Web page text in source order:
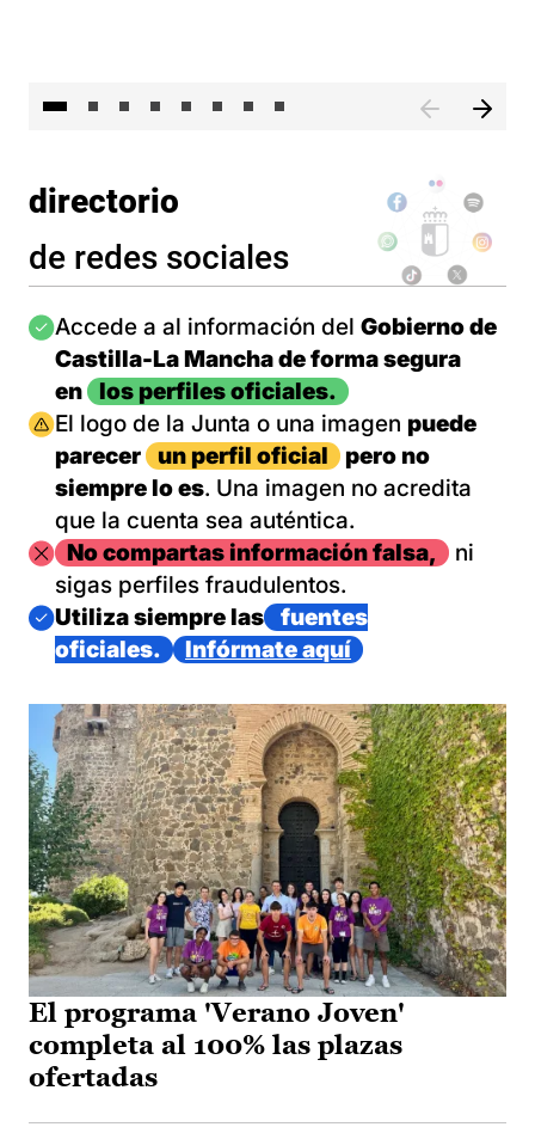
directorio
de redes sociales
Imagen
Accede a al información del Gobierno de
Castilla-La Mancha de forma segura
en
los perfiles oficiales.
Imagen
El logo de la Junta o una imagen puede
parecer
un perfil oficial
pero no
siempre lo es. Una imagen no acredita
que la cuenta sea auténtica.
ImagenNo compartas información falsa,
ni
sigas perfiles fraudulentos.
Imagen
Utiliza siempre las
fuentes
oficiales.
Infórmate aquí
El programa 'Verano Joven'
completa al 100% las plazas
ofertadas